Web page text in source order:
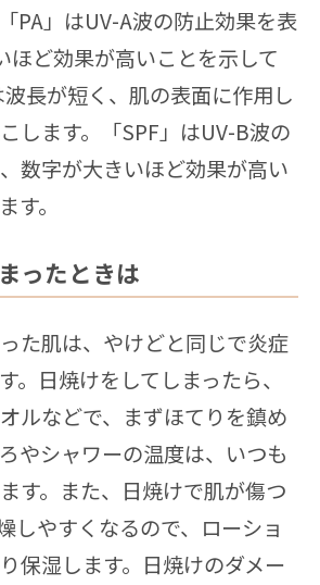
PA」はUV-A波の防止効果を表
ほど効果が高いことを示して
長が短く、肌の表面に作用し
します。「SPF」はUV-B波の
数字が大きいほど効果が高い
す。
ったときは
た肌は、やけどと同じで炎症
。日焼けをしてしまったら、
ルなどで、まずほてりを鎮め
やシャワーの温度は、いつも
す。また、日焼けで肌が傷つ
しやすくなるので、ローショ
保湿します。日焼けのダメー